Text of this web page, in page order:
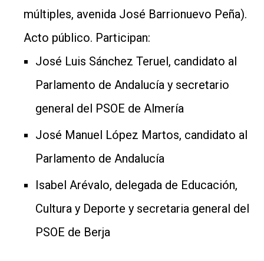
múltiples, avenida José Barrionuevo Peña).
Acto público. Participan:
José Luis Sánchez Teruel, candidato al
Parlamento de Andalucía y secretario
general del PSOE de Almería
José Manuel López Martos, candidato al
Parlamento de Andalucía
Isabel Arévalo, delegada de Educación,
Cultura y Deporte y secretaria general del
PSOE de Berja